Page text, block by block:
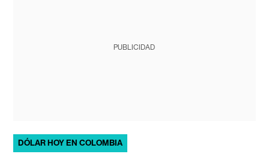
PUBLICIDAD
DÓLAR HOY EN COLOMBIA